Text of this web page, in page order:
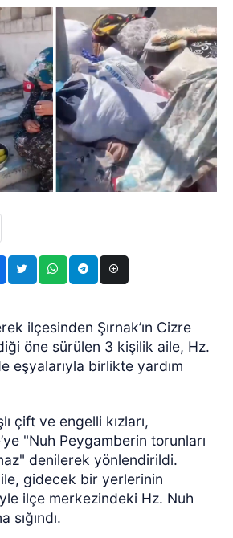
ilçesinden Şırnak’ın Cizre
öne sürülen 3 kişilik aile, Hz.
eşyalarıyla birlikte yardım
çift ve engelli kızları,
"Nuh Peygamberin torunları
denilerek yönlendirildi.
gidecek bir yerlerinin
ilçe merkezindeki Hz. Nuh
sığındı.